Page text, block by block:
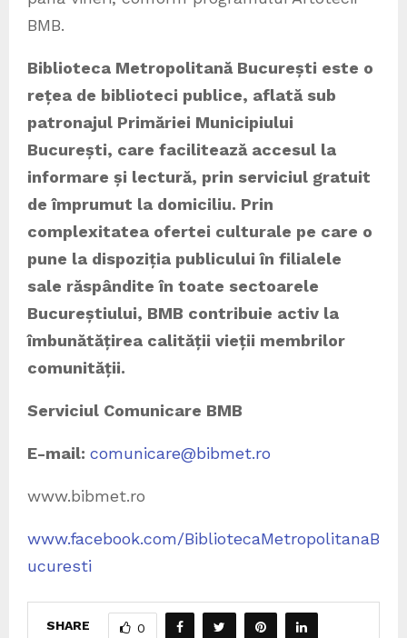
BMB.
Biblioteca Metropolitană București este o
rețea de biblioteci publice, aflată sub
patronajul Primăriei Municipiului
București, care facilitează accesul la
informare și lectură, prin serviciul gratuit
de împrumut la domiciliu. Prin
complexitatea ofertei culturale pe care o
pune la dispoziția publicului în filialele
sale răspândite în toate sectoarele
Bucureștiului, BMB contribuie activ la
îmbunătățirea calității vieții membrilor
comunității.
Serviciul Comunicare BMB
E-mail: comunicare@bibmet.ro
www.bibmet.ro
www.facebook.com/BibliotecaMetropolitanaB
ucuresti
SHARE 0